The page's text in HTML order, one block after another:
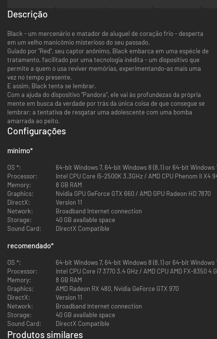
Descrição
Black - um mercenário e matador de aluguel de coração frio - desperta
em um velho manicômio misterioso do seu passado.
Guiado por "Red", seu captor anônimo, Black embarca em uma espécie de
tratamento, facilitado por uma tecnologia inédita - um dispositivo que
permite a quem o usa reviver memórias, experimentando-as mais uma
vez no tempo presente.
E assim, Black tenta se lembrar.
Com a ajuda do dispositivo "Pandora", ele vai às profundezas da própria
mente em busca da verdade por trás da única coisa de que consegue se
lembrar: a tentativa de resgatar uma adolescente com uma bomba
amarrada ao peito.
Configurações
mínimo*
OS *:
64-bit Windows 7, 64-bit Windows 8 (8.1) or 64-bit Windows
Processor:
Intel CPU Core i5-2500K 3.3GHz / AMD CPU Phenom II X4
Memory:
8 GB RAM
Graphics:
Nvidia GPU GeForce GTX 660 / AMD GPU Radeon HD 7870
DirectX:
Version 11
Network:
Broadband Internet connection
Storage:
40 GB available space
Sound Card:
DirectX Compatible
recomendado*
OS *:
64-bit Windows 7, 64-bit Windows 8 (8.1) or 64-bit Windows
Processor:
Intel CPU Core i7 3770 3.4 GHz / AMD CPU AMD FX-8350 4
Memory:
8 GB RAM
Graphics:
AMD Radeon RX 480, Nvidia GeForce GTX 970
DirectX:
Version 11
Network:
Broadband Internet connection
Storage:
40 GB available space
Sound Card:
DirectX Compatible
Produtos similares